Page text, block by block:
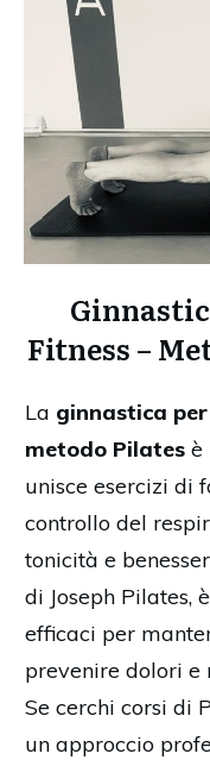
Fitness –
La ginnastica
metodo Pilates è
unisce esercizi di
controllo del
tonicità e
di Joseph Pilates,
efficaci per
prevenire dolori e
Se cerchi corsi di
un approccio